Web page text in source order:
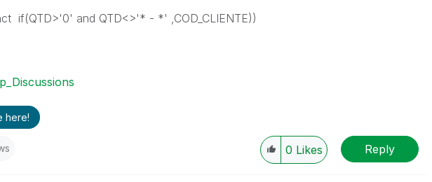
if(QTD>'0' and QTD<>'* - *' ,COD_CLIENTE))
here!
0 Likes Reply